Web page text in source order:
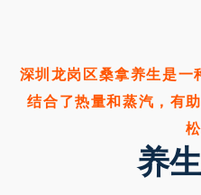
深圳龙岗区桑拿养生是一
结合了热量和蒸汽，有
松
养